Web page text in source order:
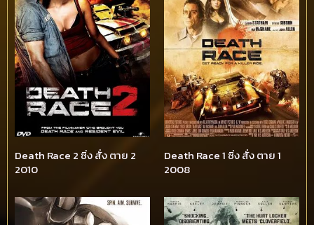
Death Race 2 ซิ่ง สั่ง ตาย 2
2010
Death Race 1 ซิ่ง สั่ง ตาย 1
2008